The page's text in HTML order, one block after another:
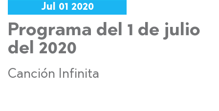
Jul 01 2020
Programa del 1 de julio
del 2020
Canción Infinita